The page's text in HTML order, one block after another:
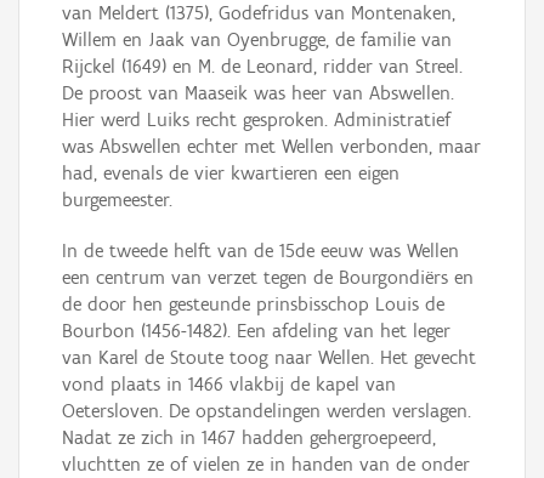
van Meldert (1375), Godefridus van Montenaken,
Willem en Jaak van Oyenbrugge, de familie van
Rijckel (1649) en M. de Leonard, ridder van Streel.
De proost van Maaseik was heer van Abswellen.
Hier werd Luiks recht gesproken. Administratief
was Abswellen echter met Wellen verbonden, maar
had, evenals de vier kwartieren een eigen
burgemeester.
In de tweede helft van de 15de eeuw was Wellen
een centrum van verzet tegen de Bourgondiërs en
de door hen gesteunde prinsbisschop Louis de
Bourbon (1456-1482). Een afdeling van het leger
van Karel de Stoute toog naar Wellen. Het gevecht
vond plaats in 1466 vlakbij de kapel van
Oetersloven. De opstandelingen werden verslagen.
Nadat ze zich in 1467 hadden gehergroepeerd,
vluchtten ze of vielen ze in handen van de onder